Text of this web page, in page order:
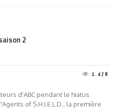
2
1.47K
d'ABC pendant le hiatus
of S.H.I.E.L.D., la première